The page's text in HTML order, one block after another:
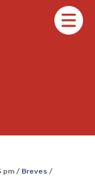
pm / Breves /